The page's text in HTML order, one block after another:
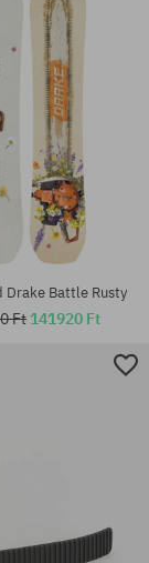
Drake Battle Rusty
Ft 141920 Ft